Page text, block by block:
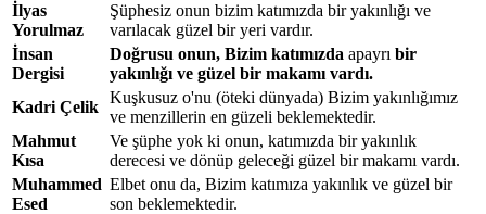
İlyas
Yorulmaz
Şüphesiz onun bizim katımızda bir yakınlığı ve
varılacak güzel bir yeri vardır.
İnsan
Dergisi
Doğrusu onun, Bizim katımızda apayrı bir
yakınlığı ve güzel bir makamı vardı.
Kadri Çelik
Kuşkusuz o'nu (öteki dünyada) Bizim yakınlığımız
ve menzillerin en güzeli beklemektedir.
Mahmut
Kısa
Ve şüphe yok ki onun, katımızda bir yakınlık
derecesi ve dönüp geleceği güzel bir makamı vardı.
Muhammed
Esed
Elbet onu da, Bizim katımıza yakınlık ve güzel bir
son beklemektedir.